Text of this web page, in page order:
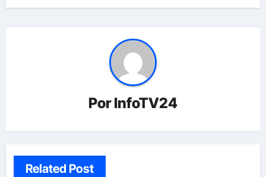
PorInfoTV24
Related Post